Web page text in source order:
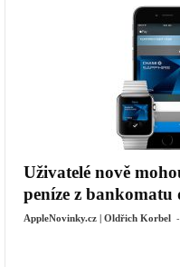
Uživatelé nově
peníze z
AppleNovinky.cz | Oldřich Korbel -